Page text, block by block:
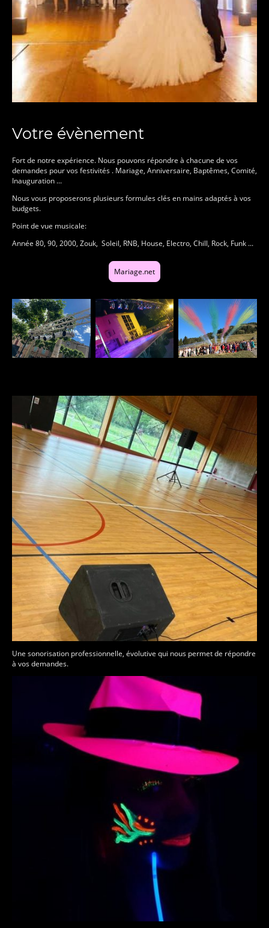
Votre évènement
Fort de notre expérience. Nous pouvons répondre à chacune de vos
demandes pour vos festivités . Mariage, Anniversaire, Baptêmes, Comité,
Inauguration ...
Nous vous proposerons plusieurs formules clés en mains adaptés à vos
budgets.
Point de vue musicale:
Année 80, 90, 2000, Zouk, Soleil, RNB, House, Electro, Chill, Rock, Funk ...
Mariage.net
Une sonorisation professionnelle, évolutive qui nous permet de répondre
à vos demandes.